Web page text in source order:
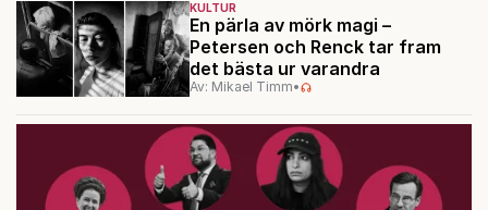
KULTUR
En pärla av mörk magi –
Petersen och Renck tar fram
det bästa ur varandra
Av: Mikael Timm•